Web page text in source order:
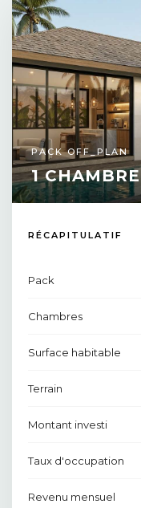
PACK OFF_PLAN
1 CHAMBRE
RÉCAPITULATIF
Pack
Chambres
Surface habitable
Terrain
Montant investi
Taux d'occupation
Revenu mensuel